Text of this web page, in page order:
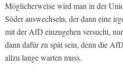
Möglicherweise wird man in der
Söder auswechseln, der dann eine
mit der AfD einzugehen versucht,
dann dafür zu spät sein, denn die
allzu lange warten muss.